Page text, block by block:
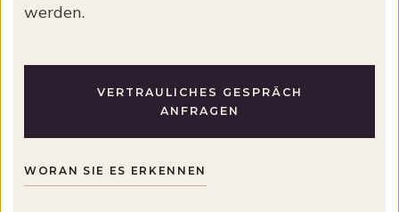
werden.
VERTRAULICHES GESPRÄCH
ANFRAGEN
WORAN SIE ES ERKENNEN